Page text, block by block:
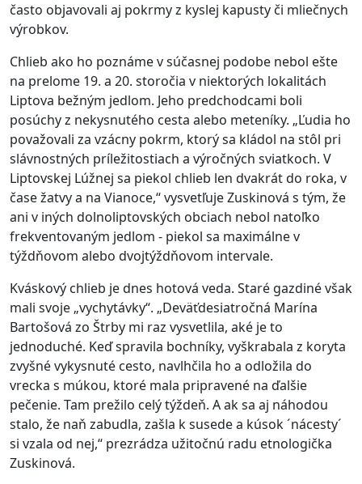
často objavovali aj pokrmy z kyslej kapusty či mliečnych
výrobkov.
Chlieb ako ho poznáme v súčasnej podobe nebol ešte
na prelome 19. a 20. storočia v niektorých lokalitách
Liptova bežným jedlom. Jeho predchodcami boli
posúchy z nekysnutého cesta alebo meteníky. „Ľudia ho
považovali za vzácny pokrm, ktorý sa kládol na stôl pri
slávnostných príležitostiach a výročných sviatkoch. V
Liptovskej Lúžnej sa piekol chlieb len dvakrát do roka, v
čase žatvy a na Vianoce,“ vysvetľuje Zuskinová s tým, že
ani v iných dolnoliptovských obciach nebol natoľko
frekventovaným jedlom - piekol sa maximálne v
týždňovom alebo dvojtýždňovom intervale.
Kváskový chlieb je dnes hotová veda. Staré gazdiné však
mali svoje „vychytávky“. „Deväťdesiatročná Marína
Bartošová zo Štrby mi raz vysvetlila, aké je to
jednoduché. Keď spravila bochníky, vyškrabala z koryta
zvyšné vykysnuté cesto, navlhčila ho a odložila do
vrecka s múkou, ktoré mala pripravené na ďalšie
pečenie. Tam prežilo celý týždeň. A ak sa aj náhodou
stalo, že naň zabudla, zašla k susede a kúsok ´nácesty´
si vzala od nej,“ prezrádza užitočnú radu etnologička
Zuskinová.